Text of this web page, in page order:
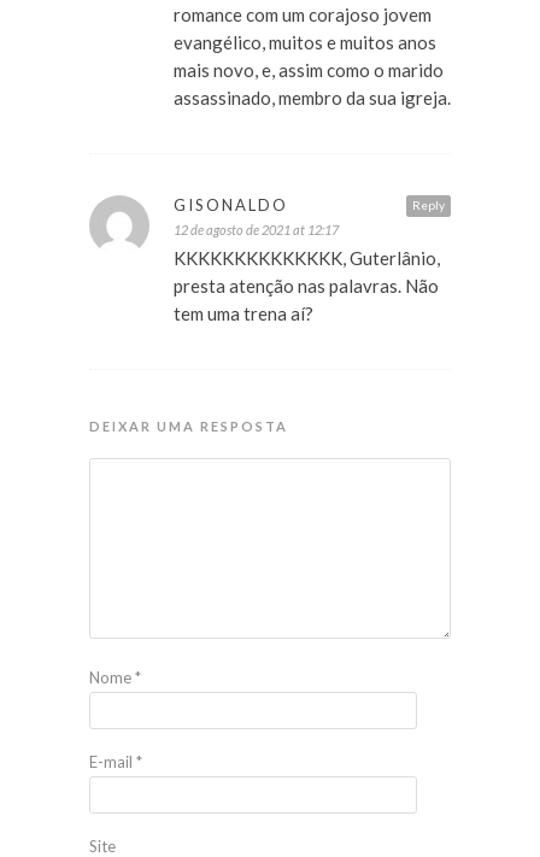
romance com um corajoso jovem
evangélico, muitos e muitos anos
mais novo, e, assim como o marido
assassinado, membro da sua igreja.
Reply
GISONALDO
12 de agosto de 2021 at 12:17
KKKKKKKKKKKKKK, Guterlânio,
presta atenção nas palavras. Não
tem uma trena aí?
DEIXAR UMA RESPOSTA
Nome*
E-mail *
Site